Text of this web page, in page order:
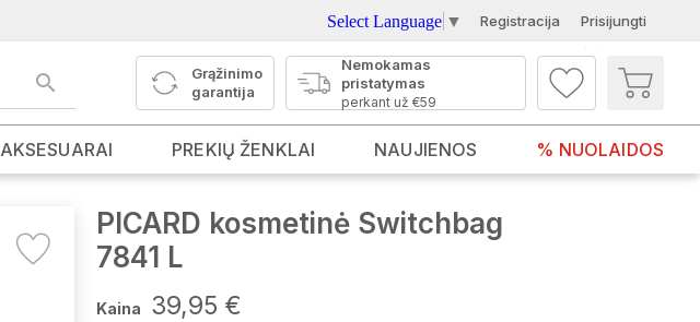
Select Language ▼ Registracija Prisijungti
Grąžinimo
garantija
Nemokamas
pristatymas
perkant už €59
AKSESUARAI PREKIŲ ŽENKLAI NAUJIENOS % NUOLAIDOS
PICARD kosmetinė Switchbag
7841 L
Kaina 39,95 €